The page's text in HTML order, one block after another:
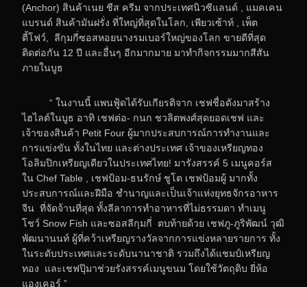
(Anchor) สินค้าเนย ชีส ครีม จากประเทศนิวซีแลนด์ , แมคเคน
แบรนด์ สินค้ามันฝรั่ง ที่ใหญ่ที่สุดในโลก, เพียวเซ้าท์ , เพ็ต
ตี้โฟว์, ลีกุมกี่ซอสหอยนางรมเบอร์ใหญ่ของโลก ขายดีที่สุด
ติดต่อกัน 12 ปี และอื่นๆ อีกมากมาย มาทำกิจกรรมมากสีสัน
ภายในบูธ
“ ในงานนี้ แพนฟู้ดได้รับเกียรติจาก เชฟชื่อดังมาสร้าง
ไฮไลต์ในบูธ อาทิ เชฟต่อ- กนก ชวลิตพงศ์สุดยอดเชฟ และ
เจ้าของสินค้า Petit Four ผู้มากประสบการณ์การทำงานและ
การแข่งขัน ทั้งในไทย และต่างประเทศ เจ้าของเหรียญทอง
โอลิมปิกเหรียญเดียวในประเทศไทย! มารังสรรค์ 5 เมนูคอร์ส
ใน Chef Table , เชฟป้อม-ธนรักษ์ ชูโต เชฟป้อมผู้ มากทั้ง
ประสบการณ์และฝีมือ ชำนาญและเป็นเจ้าแห่งยุทธจักรอาหาร
จีน ที่จัดจ้านที่สุด ทั้งลีลาการทำอาหารที่ไม่ธรรมดา ทำเมนู
โชว์ Snow Fish และซอสลีกุมกี่ ตบท้ายด้วย เชฟภู-ภูริพัฒน์ วุฒิ
พัฒนานนท์ ผู้ที่คว้าเหรียญรางวัลจากการแข่งหลายรายการ ทั้ง
ในระดับประเทศและระดับนานาชาติ รวมถึงได้แชมป์เหรียญ
ทอง และเชฟปุ๊มาช่วยรังสรรค์เมนูขนม โดยใช้วัตถุดิบ ยี่ห้อ
แองเคอร์ ”